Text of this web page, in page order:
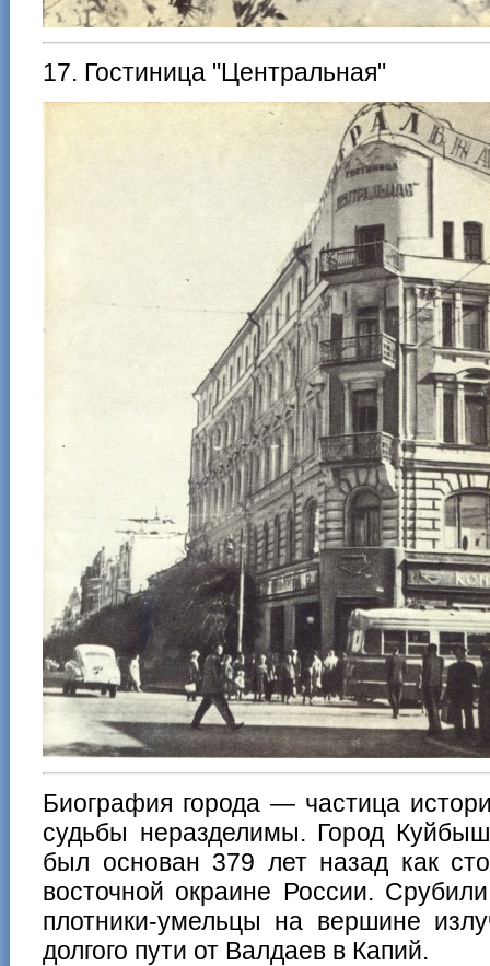
17. Гостиница "Центральная"
Биография города — частица
судьбы неразделимы. Город
был основан 379 лет назад как
восточной окраине России.
плотники-умельцы на вершине
долгого пути от Валдаев в Капий.